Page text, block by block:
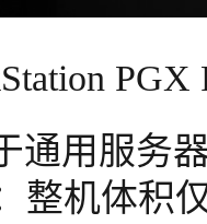
PGX
通用服务
整机体积